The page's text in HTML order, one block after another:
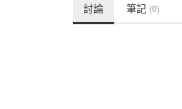
討論 筆記 (0)